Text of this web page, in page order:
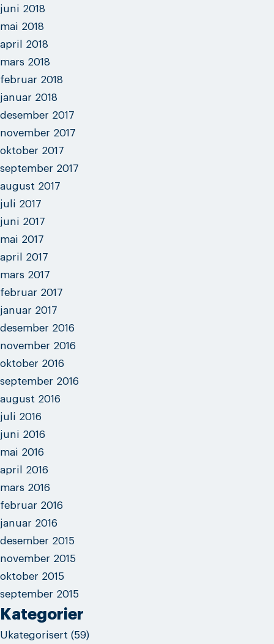
juni 2018
mai 2018
april 2018
mars 2018
februar 2018
januar 2018
desember 2017
november 2017
oktober 2017
september 2017
august 2017
juli 2017
juni 2017
mai 2017
april 2017
mars 2017
februar 2017
januar 2017
desember 2016
november 2016
oktober 2016
september 2016
august 2016
juli 2016
juni 2016
mai 2016
april 2016
mars 2016
februar 2016
januar 2016
desember 2015
november 2015
oktober 2015
september 2015
Kategorier
Ukategorisert (59)